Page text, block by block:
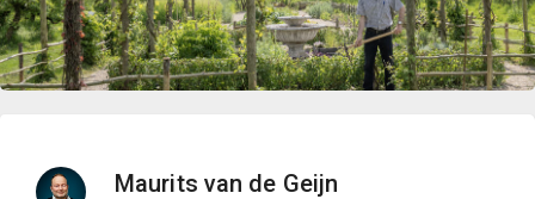
Maurits van de Geijn